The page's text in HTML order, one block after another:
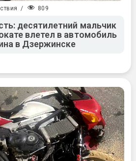
/ 809
десятилетний мальчик
влетел в автомобиль
в Дзержинске